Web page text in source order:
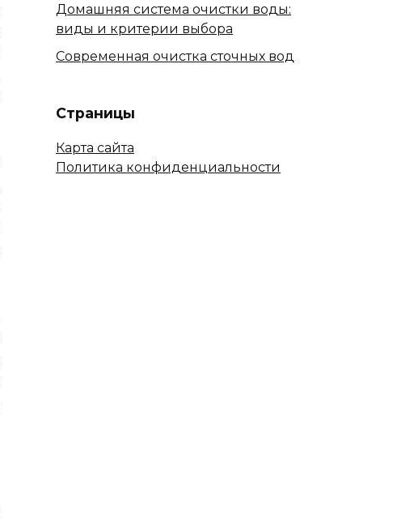
Домашняя система очистки воды:
виды и критерии выбора
Современная очистка сточных вод
Страницы
Карта сайта
Политика конфиденциальности